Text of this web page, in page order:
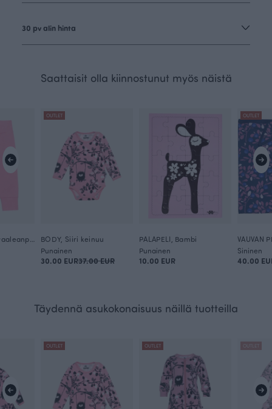
30 pv alin hinta
Saattaisit olla kiinnostunut myös näistä
OUTLET
BODY, Siiri keinuu
Punainen
30.00 EUR37.00 EUR
PALAPELI, Bambi
Punainen
10.00 EUR
OUTLET
VAUVAN
Sininen
40.00
Täydennä asukokonaisuus näillä tuotteilla
OUTLET OUTLET OUTLET